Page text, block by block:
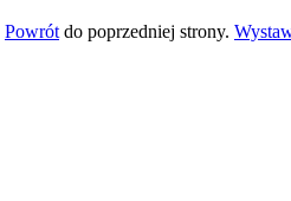
Powrót do poprzedniej strony.